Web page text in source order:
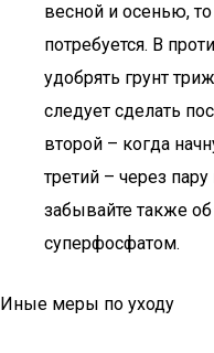
весной и осенью,
потребуется. В
удобрять грунт
следует сделать
второй – когда
третий – через
забывайте также
суперфосфатом.
Иные меры по уходу